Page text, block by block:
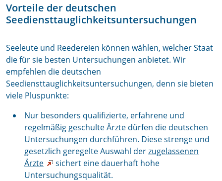
Vorteile der deutschen
Seediensttauglichkeitsuntersuchungen
Seeleute und Reedereien können wählen, welcher Staat
die für sie besten Untersuchungen anbietet. Wir
empfehlen die deutschen
Seediensttauglichkeitsuntersuchungen, denn sie bieten
viele Pluspunkte:
Nur besonders qualifizierte, erfahrene und
regelmäßig geschulte Ärzte dürfen die deutschen
Untersuchungen durchführen. Diese strenge und
gesetzlich geregelte Auswahl derzugelassenen
Ärzte
sichert eine dauerhaft hohe
Untersuchungsqualität.